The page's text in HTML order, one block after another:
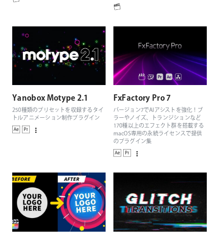
Yanobox Motype 2.1
250種類のプリセットを収録するタイ
トルアニメーション制作プラグイン
FxFactory Pro 7
バージョン7でAIアシストを強化！ブ
ラーやノイズ、トランジションなど
170種以上のエフェクト群を搭載する
macOS専用の永続ライセンスで提供
のプラグイン集